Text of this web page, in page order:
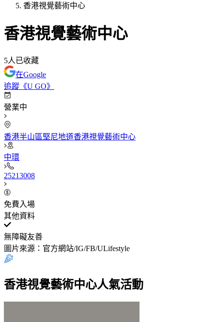
香港視覺藝術中心
香港視覺藝術中心
5人已收藏
在Google
追蹤《U GO》
營業中
香港半山區堅尼地道香港視覺藝術中心
中環
25213008​
免費入場
其他資料
無障礙友善
圖片來源：官方網站/IG/FB/ULifestyle
香港視覺藝術中心人氣活動